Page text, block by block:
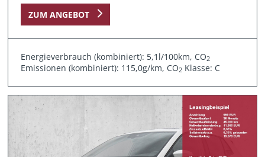
ZUM ANGEBOT
Energieverbrauch (kombiniert): 5,1l/100km, CO2
Emissionen (kombiniert): 115,0g/km, CO2 Klasse: C